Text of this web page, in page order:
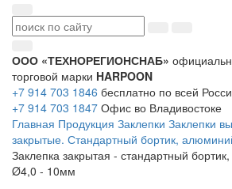
ООО «ТЕХНОРЕГИОНСНАБ»
торговой марки HARPOON
+7 914 703 1846 бесплатно по всей
+7 914 703 1847 Офис во Владивостоке
Главная Продукция Заклепки Заклепки
закрытые. Стандартный бортик,
Заклепка закрытая - стандартный
Ø4,0 - 10мм